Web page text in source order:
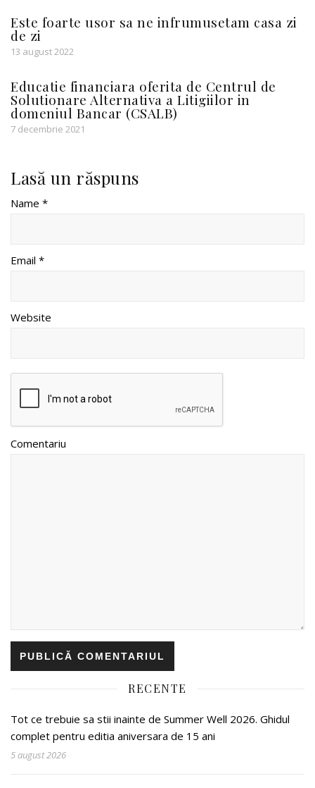
Este foarte usor sa ne infrumusetam casa zi
de zi
13 august 2022
Educatie financiara oferita de Centrul de
Solutionare Alternativa a Litigiilor in
domeniul Bancar (CSALB)
7 decembrie 2021
Lasă un răspuns
Name *
Email *
Website
Comentariu
RECENTE
Tot ce trebuie sa stii inainte de Summer Well 2026. Ghidul
complet pentru editia aniversara de 15 ani
5 august 2026